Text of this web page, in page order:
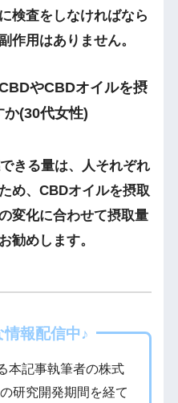
検査をしなければなら
作用はありません。
やCBDオイルを摂
(30代女性)
きる量は、人それぞれ
め、CBDオイルを摂取
変化に合わせて摂取量
勧めします。
報配信中♪
本記事執筆者の株式
研究開発期間を経て